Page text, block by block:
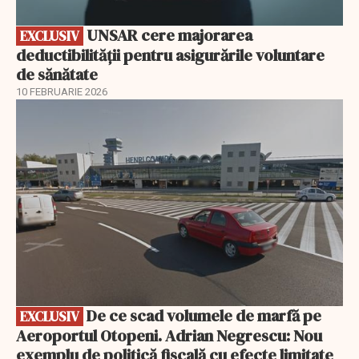
EXCLUSIV
deductibilității pentru asigurările voluntare
de sănătate
10 FEBRUARIE 2026
EXCLUSIV
Aeroportul Otopeni. Adrian Negrescu: Nou